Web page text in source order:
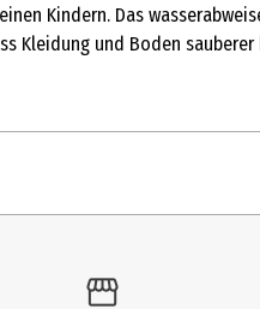
Kindern. Das
Kleidung und Boden